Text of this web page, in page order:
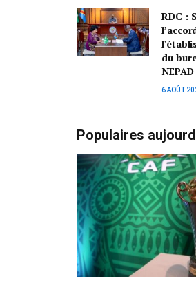
RDC :
du
NEPAD
6 AOÛT
Populaires